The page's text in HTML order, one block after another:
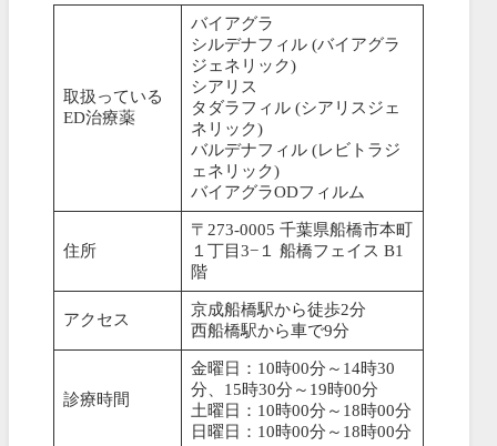
取扱っている
ED治療薬
バイアグラ
シルデナフィル (バイアグラ
ジェネリック)
シアリス
タダラフィル (シアリスジェ
ネリック)
バルデナフィル (レビトラジ
ェネリック)
バイアグラODフィルム
住所
〒273-0005 千葉県船橋市本町
１丁目3−１ 船橋フェイス B1
階
アクセス
京成船橋駅から徒歩2分
西船橋駅から車で9分
診療時間
金曜日：10時00分～14時30
分、15時30分～19時00分
土曜日：10時00分～18時00分
日曜日：10時00分～18時00分